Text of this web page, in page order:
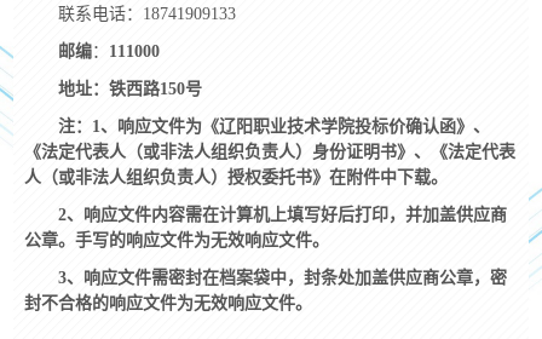
联系电话：18741909133
邮编： 111000
地址：铁西路150号
注： 1、响应文件为《辽阳职业技术学院投标价确认函》、
《法定代表人（或非法人组织负责人）身份证明书》、《法定代表
人（或非法人组织负责人）授权委托书》在附件中下载。
2、响应文件内容需在计算机上填写好后打印，并加盖供应商
公章。手写的响应文件为无效响应文件。
3、响应文件需密封在档案袋中，封条处加盖供应商公章，密
封不合格的响应文件为无效响应文件。